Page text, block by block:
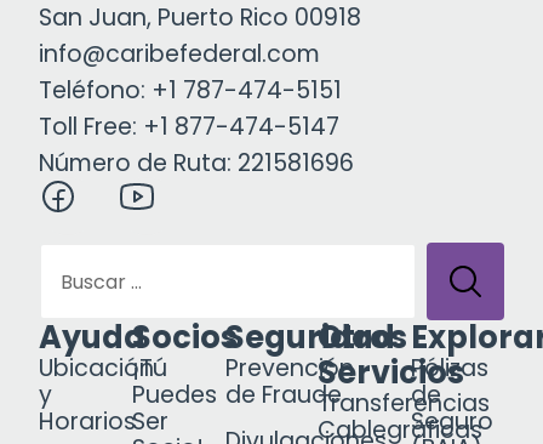
San Juan, Puerto Rico 00918
info@caribefederal.com
Teléfono: +1 787-474-5151
Toll Free: +1 877-474-5147
Número de Ruta: 221581696
Ayuda
Ubicación
y
Horarios
Socios
¡Tú
Puedes
Ser
Seguridad
Prevención
de Fraude
Otros
Servicios
Transferencias
Cablegráficas
Pólizas
de
Seguro